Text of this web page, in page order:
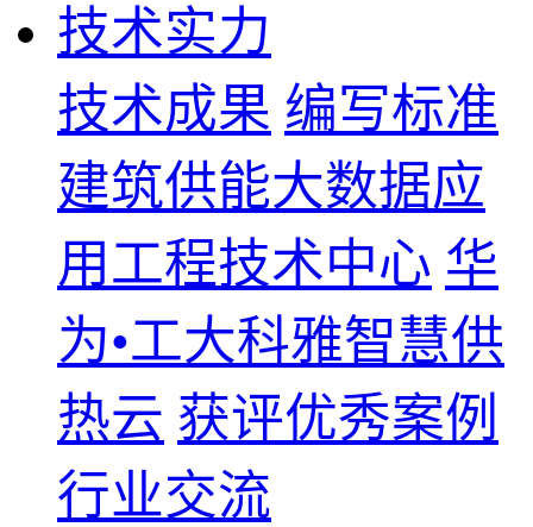
技术实力
技术成果 编写标准
建筑供能大数据应
用工程技术中心 华
为•工大科雅智慧供
热云 获评优秀案例
行业交流